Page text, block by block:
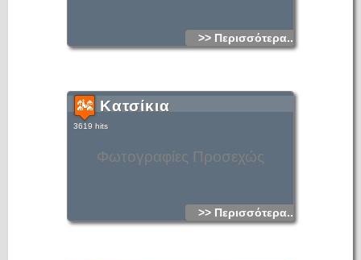
>> Περισσότερα...
Φωτογραφίες Προσεχώς
Κατσίκια
3619 hits
>> Περισσότερα...